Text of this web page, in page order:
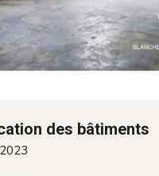
des bâtiments